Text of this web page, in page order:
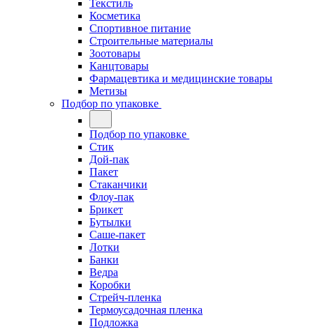
Текстиль
Косметика
Спортивное питание
Строительные материалы
Зоотовары
Канцтовары
Фармацевтика и медицинские товары
Метизы
Подбор по упаковке
Подбор по упаковке
Стик
Дой-пак
Пакет
Стаканчики
Флоу-пак
Брикет
Бутылки
Саше-пакет
Лотки
Банки
Ведра
Коробки
Стрейч-пленка
Термоусадочная пленка
Подложка